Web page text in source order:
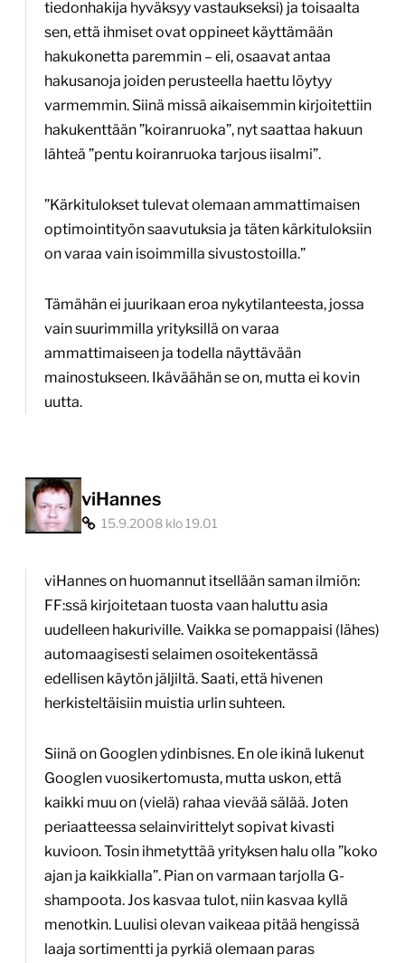
tiedonhakija hyväksyy vastaukseksi) ja toisaalta
sen, että ihmiset ovat oppineet käyttämään
hakukonetta paremmin – eli, osaavat antaa
hakusanoja joiden perusteella haettu löytyy
varmemmin. Siinä missä aikaisemmin kirjoitettiin
hakukenttään ”koiranruoka”, nyt saattaa hakuun
lähteä ”pentu koiranruoka tarjous iisalmi”.
”Kärkitulokset tulevat olemaan ammattimaisen
optimointityön saavutuksia ja täten kärkituloksiin
on varaa vain isoimmilla sivustostoilla.”
Tämähän ei juurikaan eroa nykytilanteesta, jossa
vain suurimmilla yrityksillä on varaa
ammattimaiseen ja todella näyttävään
mainostukseen. Ikäväähän se on, mutta ei kovin
uutta.
viHannes
15.9.2008 klo 19.01
viHannes on huomannut itsellään saman ilmiön:
FF:ssä kirjoitetaan tuosta vaan haluttu asia
uudelleen hakuriville. Vaikka se pomappaisi (lähes)
automaagisesti selaimen osoitekentässä
edellisen käytön jäljiltä. Saati, että hivenen
herkisteltäisiin muistia urlin suhteen.
Siinä on Googlen ydinbisnes. En ole ikinä lukenut
Googlen vuosikertomusta, mutta uskon, että
kaikki muu on (vielä) rahaa vievää sälää. Joten
periaatteessa selainvirittelyt sopivat kivasti
kuvioon. Tosin ihmetyttää yrityksen halu olla ”koko
ajan ja kaikkialla”. Pian on varmaan tarjolla G-
shampoota. Jos kasvaa tulot, niin kasvaa kyllä
menotkin. Luulisi olevan vaikeaa pitää hengissä
laaja sortimentti ja pyrkiä olemaan paras